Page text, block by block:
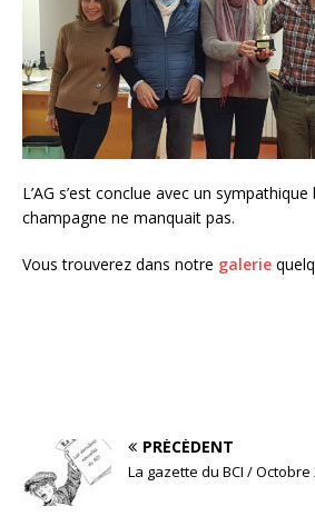
L’AG s’est conclue avec un
champagne ne manquait pas.
Vous trouverez dans notre galerie
PRÉCÉDENT
La gazette du BCI / Octobre